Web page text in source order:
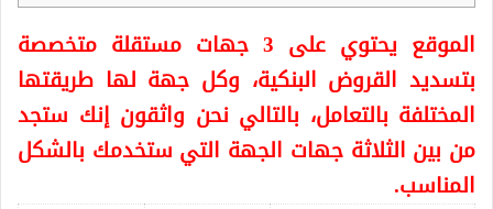
الموقع يحتوي على 3 جهات مستقلة متخصصة
بتسديد القروض البنكية، وكل جهة لها طريقتها
المختلفة بالتعامل، بالتالي نحن واثقون إنك ستجد
من بين الثلاثة جهات الجهة التي ستخدمك بالشكل
المناسب.